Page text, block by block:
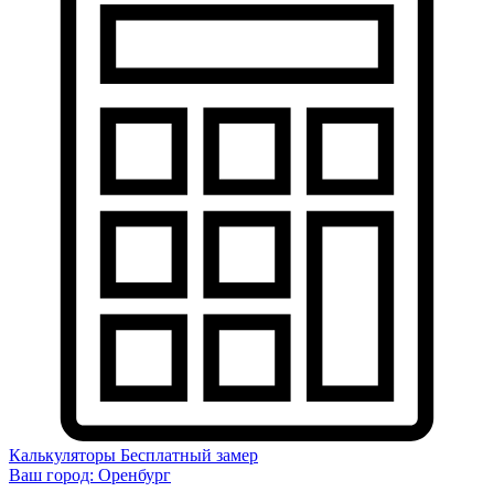
Калькуляторы Бесплатный замер
Ваш город: Оренбург